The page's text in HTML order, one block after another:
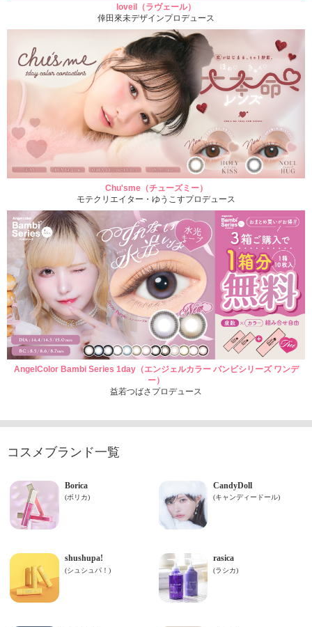
loveil（ラヴェール）
倖田來未デザインプロデュース
Chu'sme（チューズミー）
モテクリエイター・ゆうこすプロデュース
AngelColor Bambi Series 1day（エンジェルカラー バンビシリーズ ワンデ
ー）
益若つばさプロデュース
コスメブランド一覧